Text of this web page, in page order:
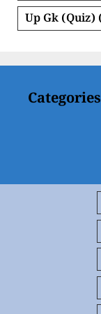
Up Gk (Quiz)
Categories